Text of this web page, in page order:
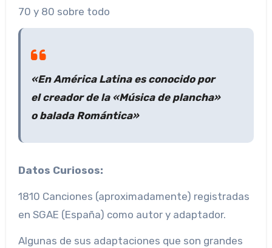
70 y 80 sobre todo
«En América Latina es conocido por
el creador de la «Música de plancha»
o balada Romántica»
Datos Curiosos:
1810 Canciones (aproximadamente) registradas
en SGAE (España) como autor y adaptador.
Algunas de sus adaptaciones que son grandes